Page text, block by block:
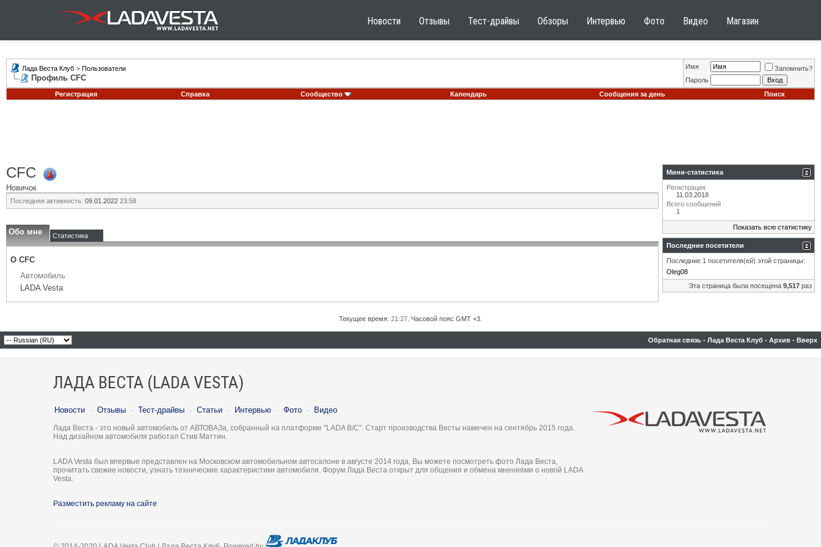
Новости Отзывы Тест-драйвы Обзоры Интервью Фото Видео Магазин
Лада Веста Клуб > Пользователи
Профиль CFC
Имя
Запомнить?
Пароль
Регистрация
Справка Сообщество Календарь Сообщения за день Поиск
CFC
Новичок
Последняя активность: 09.01.2022 23:58
Обо мне Статистика
О CFC
Автомобиль
LADA Vesta
Мини-статистика
Регистрация
11.03.2018
Всего сообщений
1
Показать всю статистику
Последние посетители
Последние 1 посетителя(ей) этой страницы:
Oleg08
Эта страница была посещена 9,517 раз
Текущее время: 21:27 . Часовой пояс GMT +3.
Обратная связь - Лада Веста Клуб - Архив - Вверх
ЛАДА ВЕСТА (LADA VESTA)
Новости · Отзывы · Тест-драйвы · Статьи · Интервью · Фото · Видео
Лада Веста - это новый автомобиль от АВТОВАЗа, собранный на платформе "LADA B/C". Старт производства Весты намечен на сентябрь 2015 года.
Над дизайном автомобиля работал Стив Маттин.
LADA Vesta был впервые представлен на Московском автомобильном автосалоне в августе 2014 года, Вы можете посмотреть фото Лада Веста,
прочитать свежие новости, узнать технические характеристики автомобиля. Форум Лада Веста открыт для общения и обмена мнениями о новой LADA
Vesta.
Разместить рекламу на сайте